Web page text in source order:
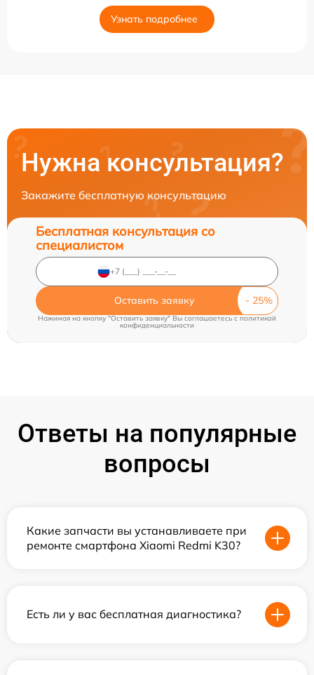
Узнать подробнее
Нужна консультация?
Закажите бесплатную консультацию
Бесплатная консультация со
специалистом
Оставить заявку
Нажимая на кнопку "Оставить заявку" Вы соглашаетесь cполитикой
конфиденциальности
Ответы на популярные
вопросы
Какие запчасти вы устанавливаете при
ремонте смартфона Xiaomi Redmi K30?
Есть ли у вас бесплатная диагностика?